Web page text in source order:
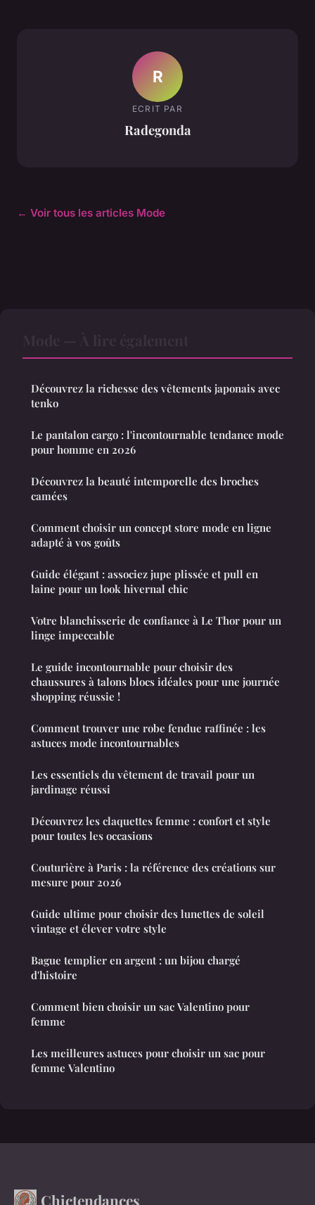
R
ECRIT PAR
Radegonda
← Voir tous les articles Mode
Découvrez la richesse des vêtements japonais avec
tenko
Le pantalon cargo : l'incontournable tendance mode
pour homme en 2026
Découvrez la beauté intemporelle des broches
camées
Comment choisir un concept store mode en ligne
adapté à vos goûts
Guide élégant : associez jupe plissée et pull en
laine pour un look hivernal chic
Votre blanchisserie de confiance à Le Thor pour un
linge impeccable
Le guide incontournable pour choisir des
chaussures à talons blocs idéales pour une journée
shopping réussie !
Comment trouver une robe fendue raffinée : les
astuces mode incontournables
Les essentiels du vêtement de travail pour un
jardinage réussi
Découvrez les claquettes femme : confort et style
pour toutes les occasions
Couturière à Paris : la référence des créations sur
mesure pour 2026
Guide ultime pour choisir des lunettes de soleil
vintage et élever votre style
Bague templier en argent : un bijou chargé
d'histoire
Comment bien choisir un sac Valentino pour
femme
Les meilleures astuces pour choisir un sac pour
femme Valentino
Chictendances